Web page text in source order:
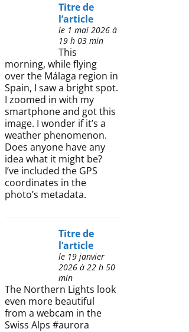
Titre de
l’article
le 1 mai 2026 à
19 h 03 min
This
morning, while flying
over the Málaga region in
Spain, I saw a bright spot.
I zoomed in with my
smartphone and got this
image. I wonder if it’s a
weather phenomenon.
Does anyone have any
idea what it might be?
I’ve included the GPS
coordinates in the
photo’s metadata.
Titre de
l’article
le 19 janvier
2026 à 22 h 50
min
The Northern Lights look
even more beautiful
from a webcam in the
Swiss Alps #aurora